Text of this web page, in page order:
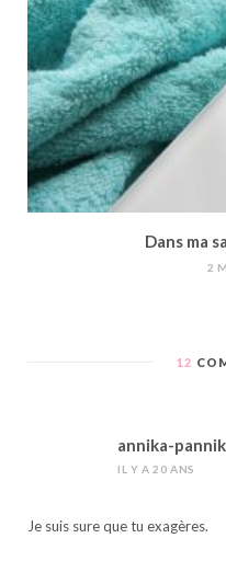
Dans ma
2
12
annika-
IL Y A 20 ANS
Je suis sure que tu exagères.